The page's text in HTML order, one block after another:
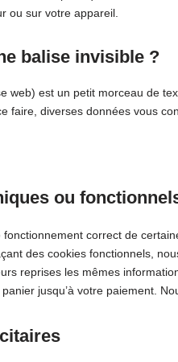
ou sur votre appareil.
balise invisible ?
web) est un petit morceau de
faire, diverses données vous
ou
correct de
des cookies fonctionnels,
reprises les mêmes
jusqu’à votre paiement.